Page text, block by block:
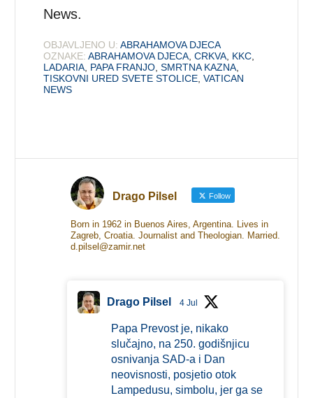
News.
OBJAVLJENO U: ABRAHAMOVA DJECA
OZNAKE: ABRAHAMOVA DJECA ,CRKVA KKC
LADARIA PAPA FRANJO ,SMRTNA KAZNA
TISKOVNI URED SVETE STOLICE ,VATICAN
NEWS
Drago Pilsel Follow
Born in 1962 in Buenos Aires, Argentina. Lives in
Zagreb, Croatia. Journalist and Theologian. Married.
d.pilsel@zamir.net
Drago Pilsel 4 Jul
Papa Prevost je, nikako
slučajno, na 250. godišnjicu
osnivanja SAD-a i Dan
neovisnosti, posjetio otok
Lampedusu, simbolu, jer ga se